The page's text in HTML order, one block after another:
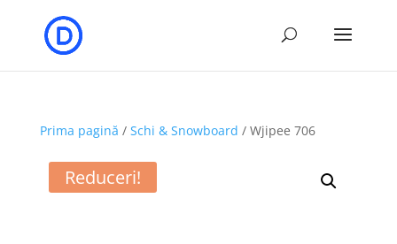
Prima pagină / Schi & Snowboard / Wjipee 706
Reduceri!